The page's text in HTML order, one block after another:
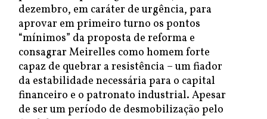
dezembro, em caráter de urgência, para
aprovar em primeiro turno os pontos
“mínimos” da proposta de reforma e
consagrar Meirelles como homem forte
capaz de quebrar a resistência – um fiador
da estabilidade necessária para o capital
financeiro e o patronato industrial. Apesar
de ser um período de desmobilização pelo